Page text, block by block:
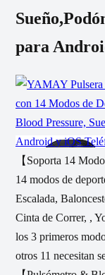
para
【Soporta 14
14 modos de
Escalada,
Cinta de Correr, ,
los 3 primeros
otros 11 necesitan